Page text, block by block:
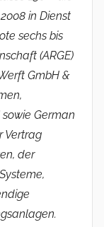
in Dienst
sechs bis
(ARGE)
GmbH &
German
Vertrag
der